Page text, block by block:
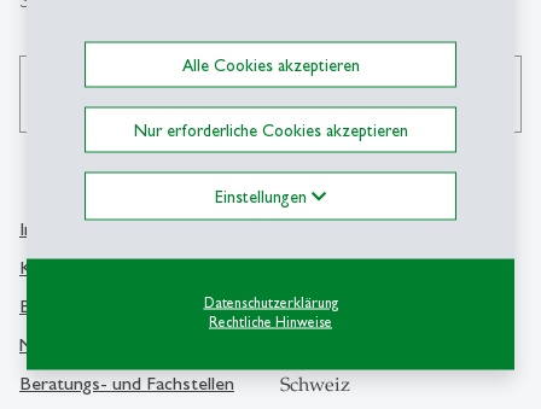
Alle Cookies akzeptieren
Nur erforderliche Cookies akzeptieren
Einstellungen
Datenschutzerklärung
Rechtliche Hinweise
Info Desk
Kontakt und Lageplan
Bibliothek
Medien
Beratungs- und Fachstellen
Universität St.Gallen
Dufourstrasse 50
Schweiz